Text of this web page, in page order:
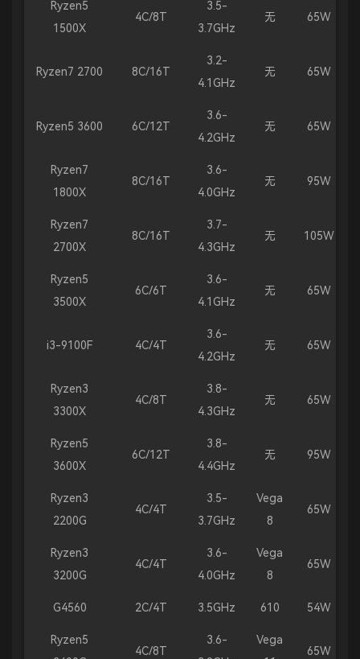
Ryzen5
1500X
4C/8T
3.5-
3.7GHz
无 65W
Ryzen7 2700 8C/16T
3.2-
4.1GHz
无 65W
Ryzen5 3600 6C/12T
3.6-
4.2GHz
无 65W
Ryzen7
1800X
8C/16T
3.6-
4.0GHz
无 95W
Ryzen7
2700X
8C/16T
3.7-
4.3GHz
无 105W
Ryzen5
3500X
6C/6T
3.6-
4.1GHz
无 65W
i3-9100F 4C/4T
3.6-
4.2GHz
无 65W
Ryzen3
3300X
4C/8T
3.8-
4.3GHz
无 65W
Ryzen5
3600X
6C/12T
3.8-
4.4GHz
无 95W
Ryzen3
2200G
4C/4T
3.5-
3.7GHz
Vega
8
65W
Ryzen3
3200G
4C/4T
3.6-
4.0GHz
Vega
8
65W
G4560 2C/4T 3.5GHz 610 54W
Ryzen5
4C/8T
3.6-
Vega
65W